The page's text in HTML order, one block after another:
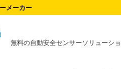
メーカー
無料の自動安全センサーソリューシ